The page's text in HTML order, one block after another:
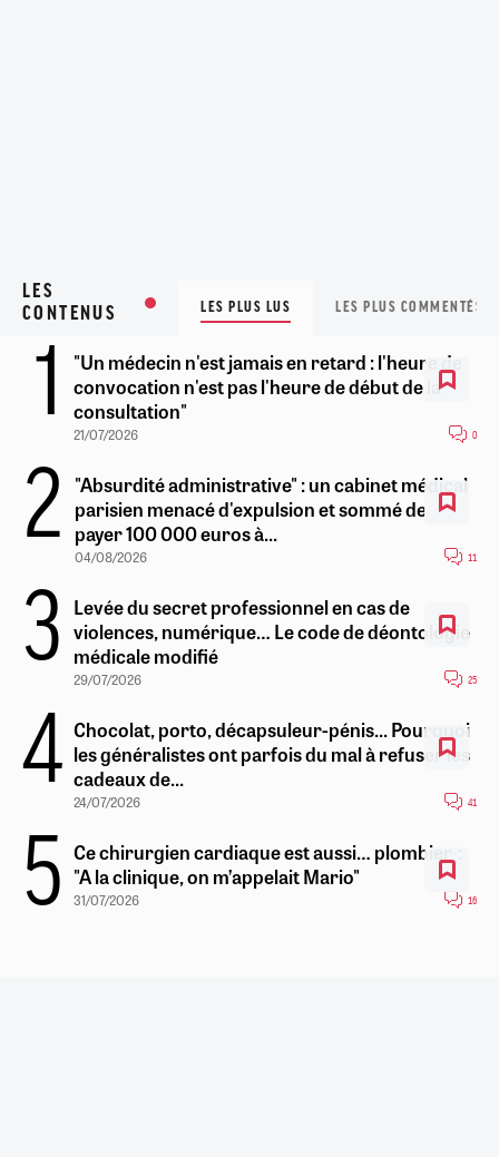
LES
CONTENUS
LES PLUS LUS LES PLUS COMMENTÉS
"Un médecin n'est jamais en retard : l'heure de
convocation n'est pas l'heure de début de la
consultation"
21/07/2026 0
"Absurdité administrative" : un cabinet médical
parisien menacé d'expulsion et sommé de
payer 100 000 euros à...
04/08/2026 11
Levée du secret professionnel en cas de
violences, numérique… Le code de déontologie
médicale modifié
29/07/2026 25
Chocolat, porto, décapsuleur-pénis... Pourquoi
les généralistes ont parfois du mal à refuser les
cadeaux de...
24/07/2026 41
Ce chirurgien cardiaque est aussi… plombier :
"A la clinique, on m’appelait Mario"
31/07/2026 16